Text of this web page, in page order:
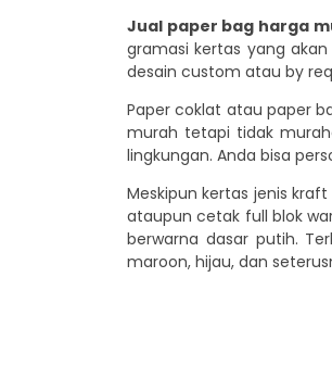
Jual paper bag harga
gramasi kertas yang
desain custom atau by
Paper coklat atau paper
murah tetapi tidak
lingkungan. Anda bisa
Meskipun kertas jenis
ataupun cetak full blok
berwarna dasar putih.
maroon, hijau, dan